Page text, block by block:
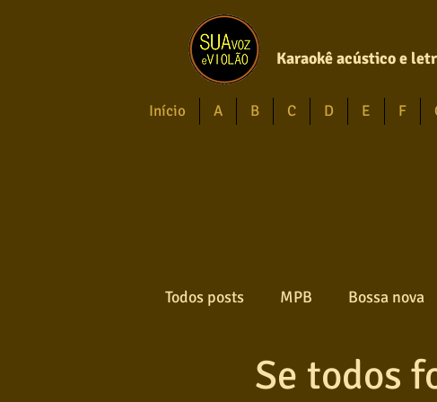
Karaokê acústico e
Início A B C D E F
Todos posts MPB Bossa nova
Gospel Axé
Se todos